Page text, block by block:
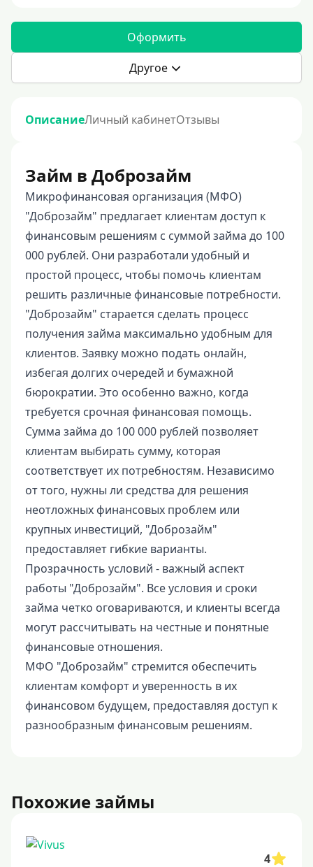
Оформить
Другое
ОписаниеЛичный кабинетОтзывы
Займ в Доброзайм
Микрофинансовая организация (МФО)
"Доброзайм" предлагает клиентам доступ к
финансовым решениям с суммой займа до 100
000 рублей. Они разработали удобный и
простой процесс, чтобы помочь клиентам
решить различные финансовые потребности.
"Доброзайм" старается сделать процесс
получения займа максимально удобным для
клиентов. Заявку можно подать онлайн,
избегая долгих очередей и бумажной
бюрократии. Это особенно важно, когда
требуется срочная финансовая помощь.
Сумма займа до 100 000 рублей позволяет
клиентам выбирать сумму, которая
соответствует их потребностям. Независимо
от того, нужны ли средства для решения
неотложных финансовых проблем или
крупных инвестиций, "Доброзайм"
предоставляет гибкие варианты.
Прозрачность условий - важный аспект
работы "Доброзайм". Все условия и сроки
займа четко оговариваются, и клиенты всегда
могут рассчитывать на честные и понятные
финансовые отношения.
МФО "Доброзайм" стремится обеспечить
клиентам комфорт и уверенность в их
финансовом будущем, предоставляя доступ к
разнообразным финансовым решениям.
Похожие займы
4